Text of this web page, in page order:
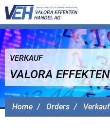
Home Orders Verkauf
VERKAUF
VALORA